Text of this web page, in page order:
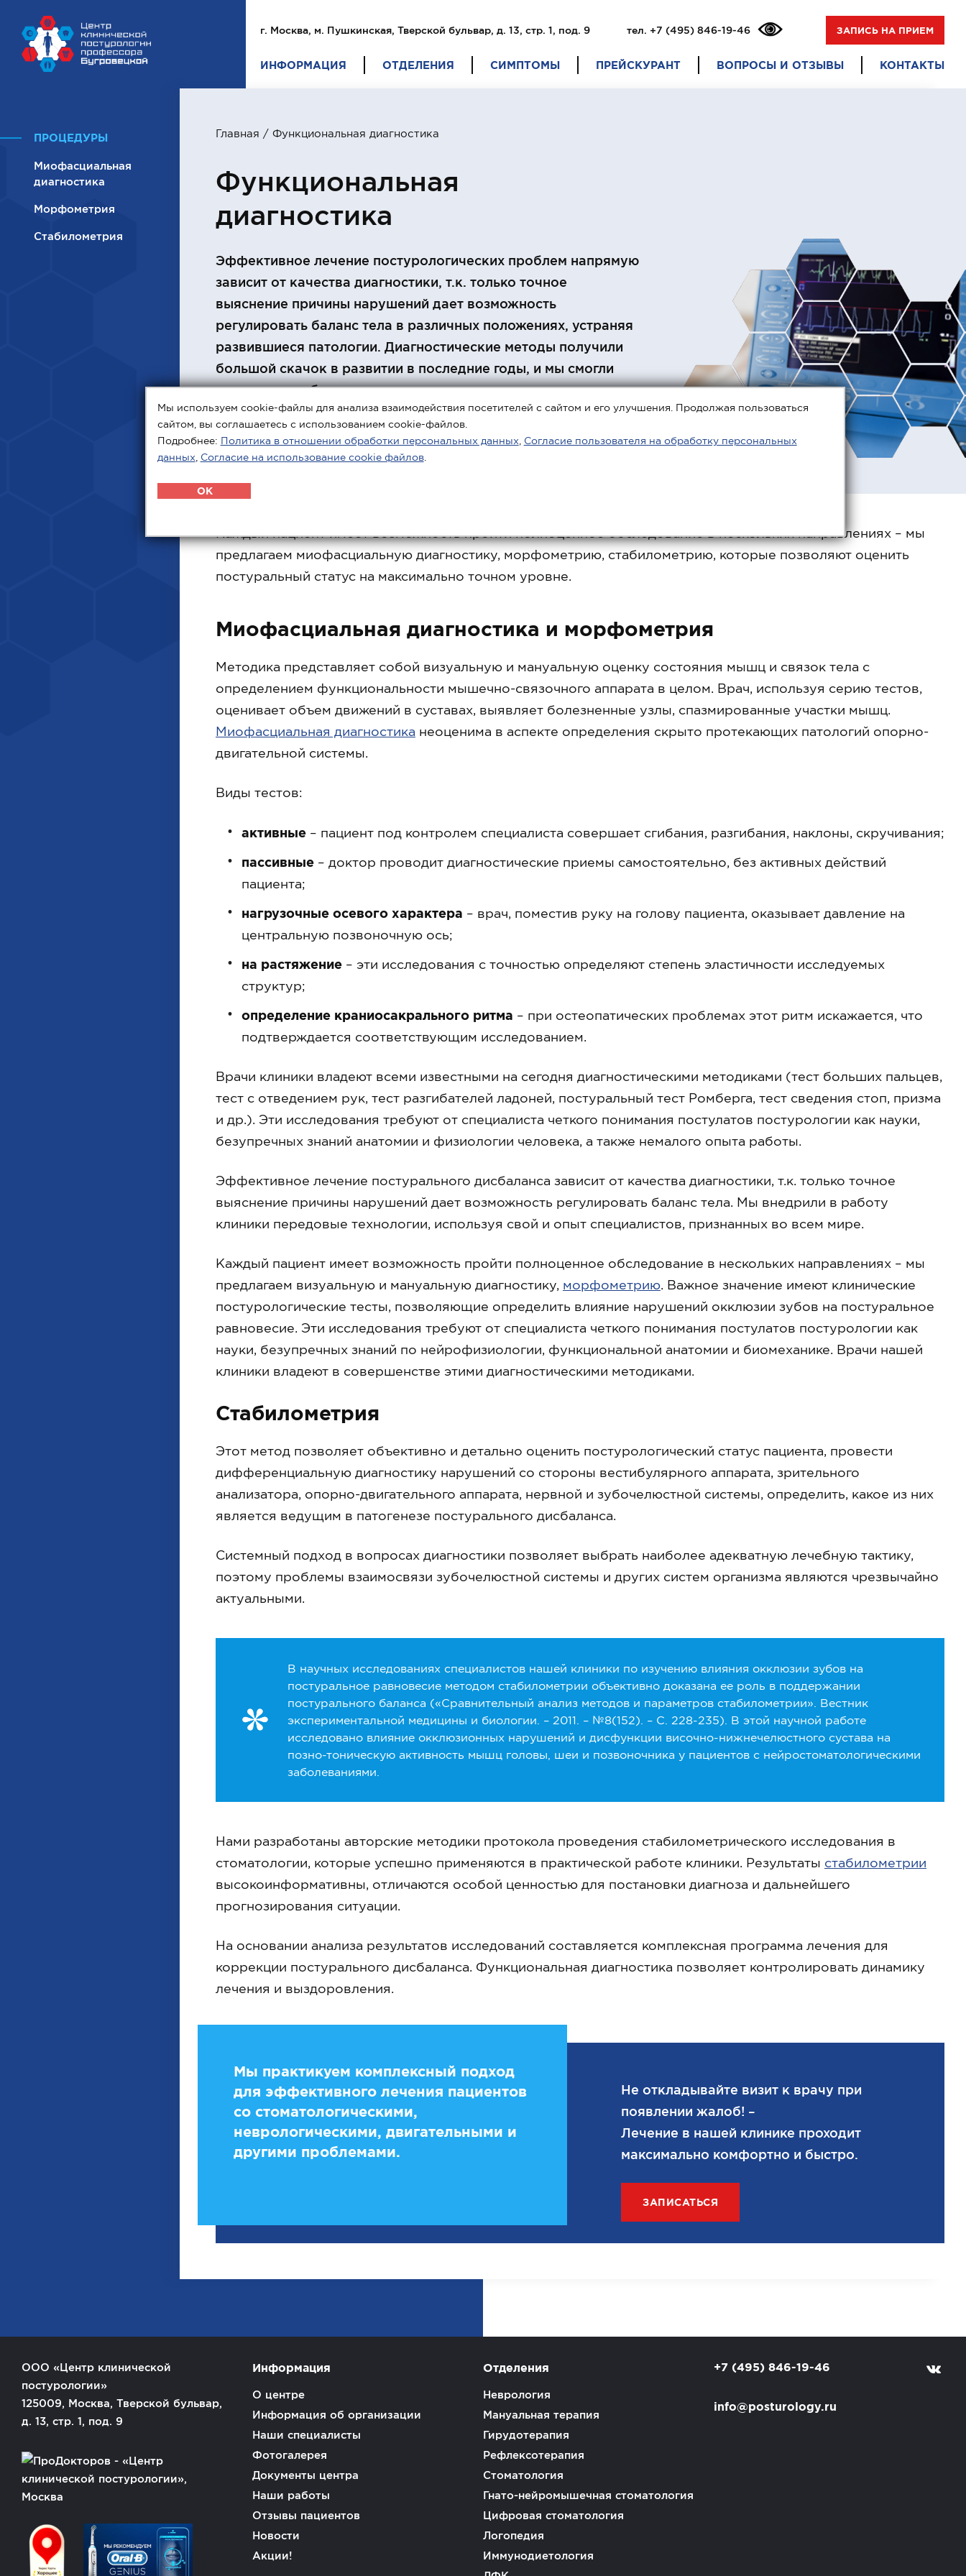
г. Москва, м. Пушкинская, Тверской бульвар, д. 13, стр. 1, под. 9 тел. +7 (495) 846-19-46 ЗАПИСЬ НА ПРИЕМ
ИНФОРМАЦИЯ ОТДЕЛЕНИЯ СИМПТОМЫ ПРЕЙСКУРАНТ ВОПРОСЫ И ОТЗЫВЫ КОНТАКТЫ
ПРОЦЕДУРЫ
Миофасциальная
диагностика
Морфометрия
Стабилометрия
Главная / Функциональная диагностика
Функциональная
диагностика
Эффективное лечение постурологических проблем напрямую
зависит от качества диагностики, т.к. только точное
выяснение причины нарушений дает возможность
регулировать баланс тела в различных положениях, устраняя
развившиеся патологии. Диагностические методы получили
большой скачок в развитии в последние годы, и мы смогли
внедрить в работу клиники передовые технологии, используя
мировой опыт лучших специалистов этой сфере медицины.
Каждый пациент имеет возможность пройти полноценное обследование в нескольких направлениях – мы
предлагаем миофасциальную диагностику, морфометрию, стабилометрию, которые позволяют оценить
постуральный статус на максимально точном уровне.
Миофасциальная диагностика и морфометрия
Методика представляет собой визуальную и мануальную оценку состояния мышц и связок тела с
определением функциональности мышечно-связочного аппарата в целом. Врач, используя серию тестов,
оценивает объем движений в суставах, выявляет болезненные узлы, спазмированные участки мышц.
Миофасциальная диагностика неоценима в аспекте определения скрыто протекающих патологий опорно-
двигательной системы.
Виды тестов:
активные – пациент под контролем специалиста совершает сгибания, разгибания, наклоны, скручивания;
пассивные – доктор проводит диагностические приемы самостоятельно, без активных действий
пациента;
нагрузочные осевого характера – врач, поместив руку на голову пациента, оказывает давление на
центральную позвоночную ось;
на растяжение – эти исследования с точностью определяют степень эластичности исследуемых
структур;
определение краниосакрального ритма – при остеопатических проблемах этот ритм искажается, что
подтверждается соответствующим исследованием.
Врачи клиники владеют всеми известными на сегодня диагностическими методиками (тест больших пальцев,
тест с отведением рук, тест разгибателей ладоней, постуральный тест Ромберга, тест сведения стоп, призма
и др.). Эти исследования требуют от специалиста четкого понимания постулатов постурологии как науки,
безупречных знаний анатомии и физиологии человека, а также немалого опыта работы.
Эффективное лечение постурального дисбаланса зависит от качества диагностики, т.к. только точное
выяснение причины нарушений дает возможность регулировать баланс тела. Мы внедрили в работу
клиники передовые технологии, используя свой и опыт специалистов, признанных во всем мире.
Каждый пациент имеет возможность пройти полноценное обследование в нескольких направлениях – мы
предлагаем визуальную и мануальную диагностику, морфометрию. Важное значение имеют клинические
постурологические тесты, позволяющие определить влияние нарушений окклюзии зубов на постуральное
равновесие. Эти исследования требуют от специалиста четкого понимания постулатов постурологии как
науки, безупречных знаний по нейрофизиологии, функциональной анатомии и биомеханике. Врачи нашей
клиники владеют в совершенстве этими диагностическими методиками.
Стабилометрия
Этот метод позволяет объективно и детально оценить постурологический статус пациента, провести
дифференциальную диагностику нарушений со стороны вестибулярного аппарата, зрительного
анализатора, опорно-двигательного аппарата, нервной и зубочелюстной системы, определить, какое из них
является ведущим в патогенезе постурального дисбаланса.
Системный подход в вопросах диагностики позволяет выбрать наиболее адекватную лечебную тактику,
поэтому проблемы взаимосвязи зубочелюстной системы и других систем организма являются чрезвычайно
актуальными.
В научных исследованиях специалистов нашей клиники по изучению влияния окклюзии зубов на
постуральное равновесие методом стабилометрии объективно доказана ее роль в поддержании
постурального баланса («Сравнительный анализ методов и параметров стабилометрии». Вестник
экспериментальной медицины и биологии. – 2011. – №8(152). – С. 228-235). В этой научной работе
исследовано влияние окклюзионных нарушений и дисфункции височно-нижнечелюстного сустава на
позно-тоническую активность мышц головы, шеи и позвоночника у пациентов с нейростоматологическими
заболеваниями.
Нами разработаны авторские методики протокола проведения стабилометрического исследования в
стоматологии, которые успешно применяются в практической работе клиники. Результаты стабилометрии
высокоинформативны, отличаются особой ценностью для постановки диагноза и дальнейшего
прогнозирования ситуации.
На основании анализа результатов исследований составляется комплексная программа лечения для
коррекции постурального дисбаланса. Функциональная диагностика позволяет контролировать динамику
лечения и выздоровления.
Мы практикуем комплексный подход
для эффективного лечения пациентов
со стоматологическими,
неврологическими, двигательными и
другими проблемами.
Не откладывайте визит к врачу при
появлении жалоб! –
Лечение в нашей клинике проходит
максимально комфортно и быстро.
ЗАПИСАТЬСЯ
ООО «Центр клинической
постурологии»
125009, Москва, Тверской бульвар,
д. 13, стр. 1, под. 9
Информация
О центре
Информация об организации
Наши специалисты
Фотогалерея
Документы центра
Наши работы
Отзывы пациентов
Новости
Акции!
Отделения
Неврология
Мануальная терапия
Гирудотерапия
Рефлексотерапия
Стоматология
Гнато-нейромышечная стоматология
Цифровая стоматология
Логопедия
Иммунодиетология
+7 (495) 846-19-46
info@posturology.ru
Мы используем cookie-файлы для анализа взаимодействия посетителей с сайтом и его улучшения. Продолжая пользоваться
сайтом, вы соглашаетесь с использованием cookie-файлов.
Подробнее: Политика в отношении обработки персональных данных Согласие пользователя на обработку персональных
данных Согласие на использование cookie файлов.
OK